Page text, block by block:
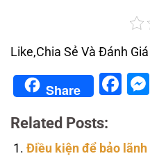
Like,Chia Sẻ Và Đánh
Share
Related Posts:
Điều kiện để bảo